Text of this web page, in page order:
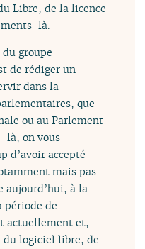
Libre, de la licence
là.
groupe
de rédiger un
dans la
que
ou au Parlement
là, on vous
d’avoir accepté
mais pas
aujourd’hui, à la
période de
actuellement et,
du logiciel libre, de